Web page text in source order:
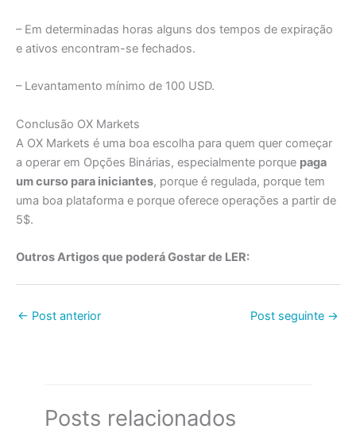
– Em determinadas horas alguns dos tempos de expiração
e ativos encontram-se fechados.
– Levantamento mínimo de 100 USD.
Conclusão OX Markets
A OX Markets é uma boa escolha para quem quer começar
a operar em Opções Binárias, especialmente porque paga
um curso para iniciantes, porque é regulada, porque tem
uma boa plataforma e porque oferece operações a partir de
5$.
Outros Artigos que poderá Gostar de LER:
← Post anterior Post seguinte →
Posts relacionados